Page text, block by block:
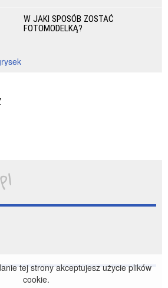
W JAKI SPOSÓB ZOSTAĆ
FOTOMODELKĄ?
tej strony akceptujesz użycie plików
cookie.